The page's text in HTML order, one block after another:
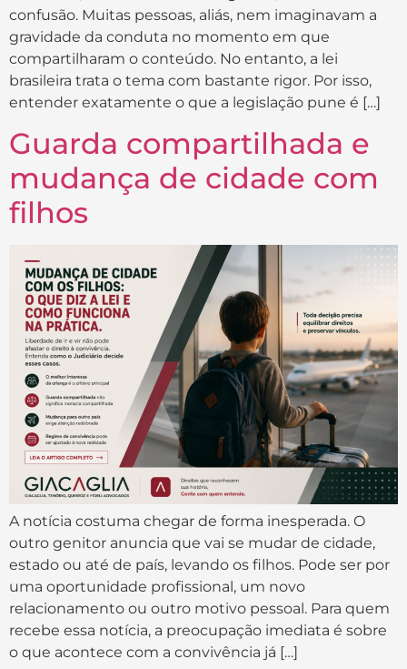
confusão. Muitas pessoas, aliás, nem imaginavam a
gravidade da conduta no momento em que
compartilharam o conteúdo. No entanto, a lei
brasileira trata o tema com bastante rigor. Por isso,
entender exatamente o que a legislação pune é […]
Guarda compartilhada e
mudança de cidade com
filhos
A notícia costuma chegar de forma inesperada. O
outro genitor anuncia que vai se mudar de cidade,
estado ou até de país, levando os filhos. Pode ser por
uma oportunidade profissional, um novo
relacionamento ou outro motivo pessoal. Para quem
recebe essa notícia, a preocupação imediata é sobre
o que acontece com a convivência já […]